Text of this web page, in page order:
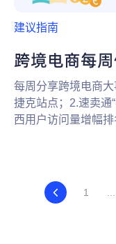
建议指南
跨境电商每
每周分享跨境电商
捷克站点；2.速卖通
西用户访问量增幅排
1